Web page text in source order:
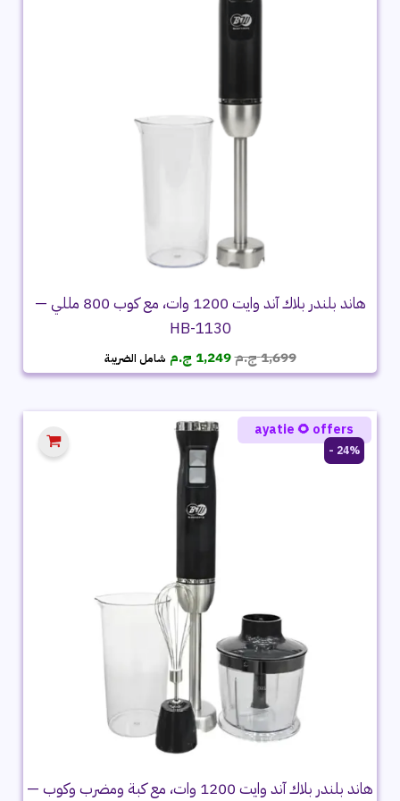
هاند بلندر بلاك آند وايت 1200 وات، مع كوب 800 مللي —
HB-1130
1,699ج.مالسعر
الأصلي
1,699 ج.م.
1,249 ج.م السعر
الحالي
1,249 ج.م.
شامل الضريبة
24% -
هاند بلندر بلاك آند وايت 1200 وات، مع كبة ومضرب وكوب —
ayatie 🌻 offers